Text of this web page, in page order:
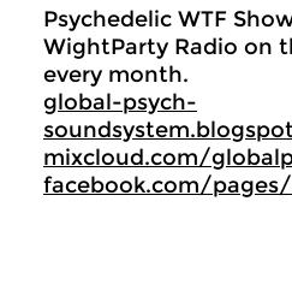
Psychedelic WTF
WightParty Radio on
every month.
global-psych-
mixcloud.com/
facebook.com/